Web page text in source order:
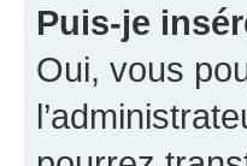
Puis-je
Oui, vous